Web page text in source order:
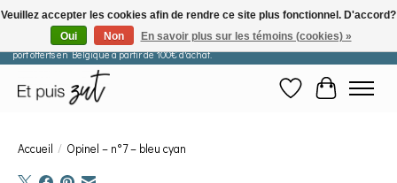
Les commandes passées après le 29 juillet seront expédiées à partir du 11 août. Frais de
port offerts en Belgique à partir de 100€ d'achat.
Liste de souhaits
Panier
Accueil / Opinel – n°7 – bleu cyan
Veuillez accepter les cookies afin de rendre ce site plus fonctionnel. D'accord?
Oui
Non En savoir plus sur les témoins (cookies) »